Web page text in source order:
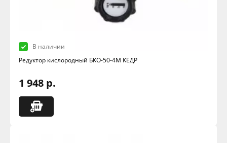
В наличии
Редуктор кислородный БКО-50-4М КЕДР
1 948 р.